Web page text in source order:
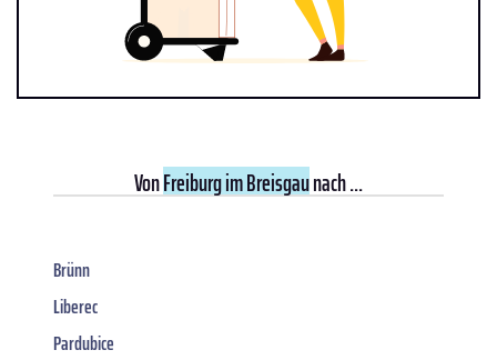
VonFreiburg im Breisgaunach ...
Brünn
Liberec
Pardubice